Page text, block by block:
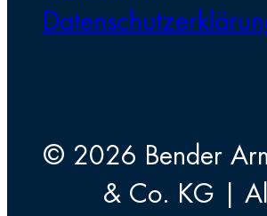
© 2026 Bender
& Co. KG |